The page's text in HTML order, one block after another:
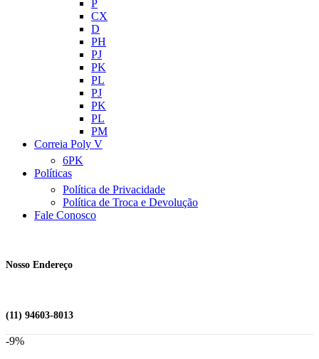
P
CX
D
PH
PJ
PK
PL
PJ
PK
PL
PM
Correia Poly V
6PK
Políticas
Política de Privacidade
Política de Troca e Devolução
Fale Conosco
Nosso Endereço
(11) 94603-8013
-9%